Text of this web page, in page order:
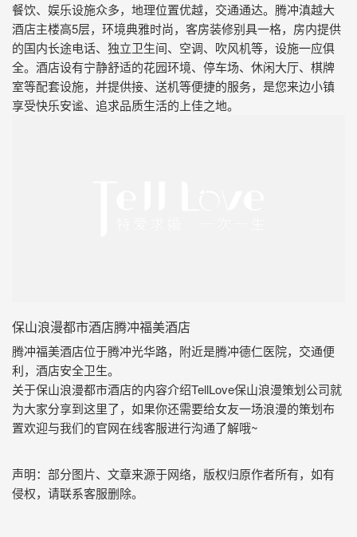
餐饮、娱乐设施众多，地理位置优越，交通通达。腾冲滇越大
酒店主楼高5层，环境典雅时尚，客房装修别具一格，房内提供
的国内长途电话、独立卫生间、空调、吹风机等，设施一应俱
全。酒店设有宁静舒适的花园环境、停车场、休闲大厅、棋牌
室等配套设施，并提供接、送机等便捷的服务，是您来边小镇
享受快乐安谧、追求品质生活的上佳之地。
保山浪漫都市酒店腾冲福美酒店
腾冲福美酒店位于腾冲光华路，附近是腾冲德仁医院，交通便
利，酒店安全卫生。
关于保山浪漫都市酒店的内容介绍TellLove保山浪漫策划公司就
为大家分享到这里了，如果你还需要给女友一场浪漫的策划布
置欢迎与我们的官网在线客服进行沟通了解哦~
声明：部分图片、文章来源于网络，版权归原作者所有，如有
侵权，请联系客服删除。